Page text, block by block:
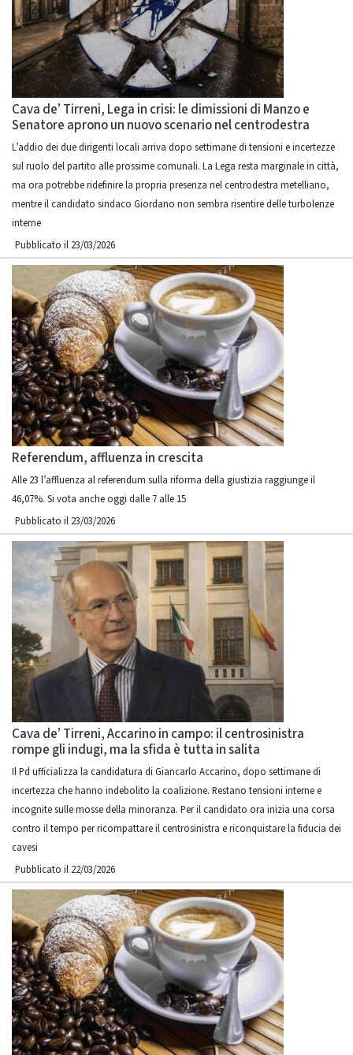
Cava de’ Tirreni, Lega in crisi: le dimissioni di Manzo e
Senatore aprono un nuovo scenario nel centrodestra
L’addio dei due dirigenti locali arriva dopo settimane di tensioni e incertezze
sul ruolo del partito alle prossime comunali. La Lega resta marginale in città,
ma ora potrebbe ridefinire la propria presenza nel centrodestra metelliano,
mentre il candidato sindaco Giordano non sembra risentire delle turbolenze
interne
Pubblicato il 23/03/2026
Referendum, affluenza in crescita
Alle 23 l’affluenza al referendum sulla riforma della giustizia raggiunge il
46,07%. Si vota anche oggi dalle 7 alle 15
Pubblicato il 23/03/2026
Cava de’ Tirreni, Accarino in campo: il centrosinistra
rompe gli indugi, ma la sfida è tutta in salita
Il Pd ufficializza la candidatura di Giancarlo Accarino, dopo settimane di
incertezza che hanno indebolito la coalizione. Restano tensioni interne e
incognite sulle mosse della minoranza. Per il candidato ora inizia una corsa
contro il tempo per ricompattare il centrosinistra e riconquistare la fiducia dei
cavesi
Pubblicato il 22/03/2026